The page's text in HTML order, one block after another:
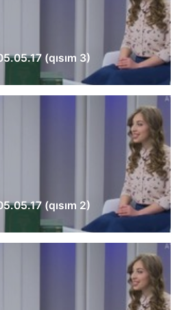
(qısım 3)
(qısım 2)